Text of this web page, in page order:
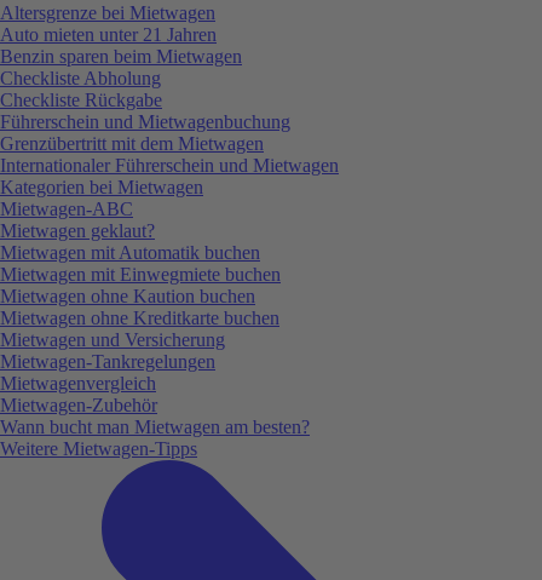
Altersgrenze bei Mietwagen
Auto mieten unter 21 Jahren
Benzin sparen beim Mietwagen
Checkliste Abholung
Checkliste Rückgabe
Führerschein und Mietwagenbuchung
Grenzübertritt mit dem Mietwagen
Internationaler Führerschein und Mietwagen
Kategorien bei Mietwagen
Mietwagen-ABC
Mietwagen geklaut?
Mietwagen mit Automatik buchen
Mietwagen mit Einwegmiete buchen
Mietwagen ohne Kaution buchen
Mietwagen ohne Kreditkarte buchen
Mietwagen und Versicherung
Mietwagen-Tankregelungen
Mietwagenvergleich
Mietwagen-Zubehör
Wann bucht man Mietwagen am besten?
Weitere Mietwagen-Tipps